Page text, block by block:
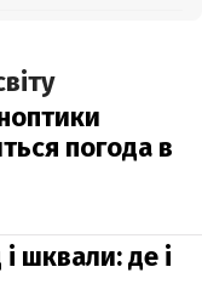
погода в
шквали: де і